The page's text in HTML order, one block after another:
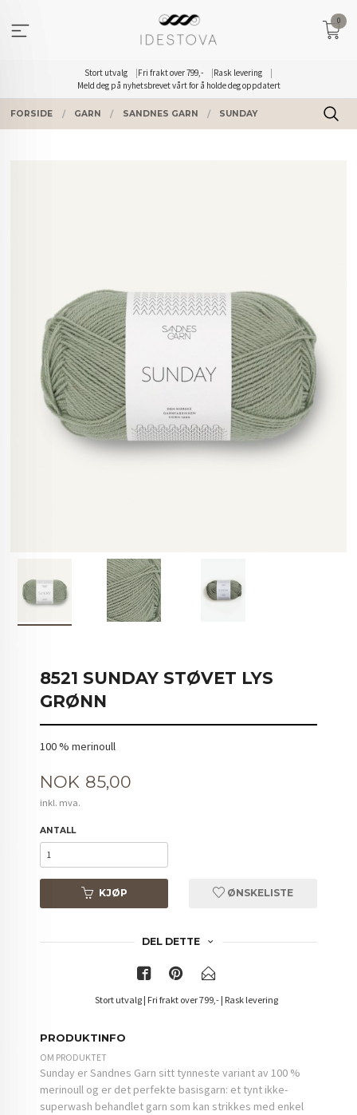
innholdet
Stort utvalg Fri frakt over 799,-
Rask levering
Meld deg på nyhetsbrevet vårt for å holde deg oppdatert
0
FORSIDE GARN SANDNES GARN SUNDAY
8521 SUNDAY STØVET LYS
GRØNN
100 % merinoull
Pris
NOK 85,00
inkl. mva.
ANTALL
KJØP ØNSKELISTE
DEL DETTE
Stort utvalg | Fri frakt over 799,- | Rask levering
PRODUKTINFO
OM PRODUKTET
Sunday er Sandnes Garn sitt tynneste variant av 100 %
merinoull og er det perfekte basisgarn: et tynt ikke-
superwash behandlet garn som kan strikkes med enkel